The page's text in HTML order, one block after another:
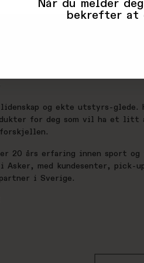
og ekte utstyrs-glede.
for deg som vil ha et litt
20 års erfaring innen sport
med kundesenter, pick-
i Sverige.
Når du melder
bekrefter at